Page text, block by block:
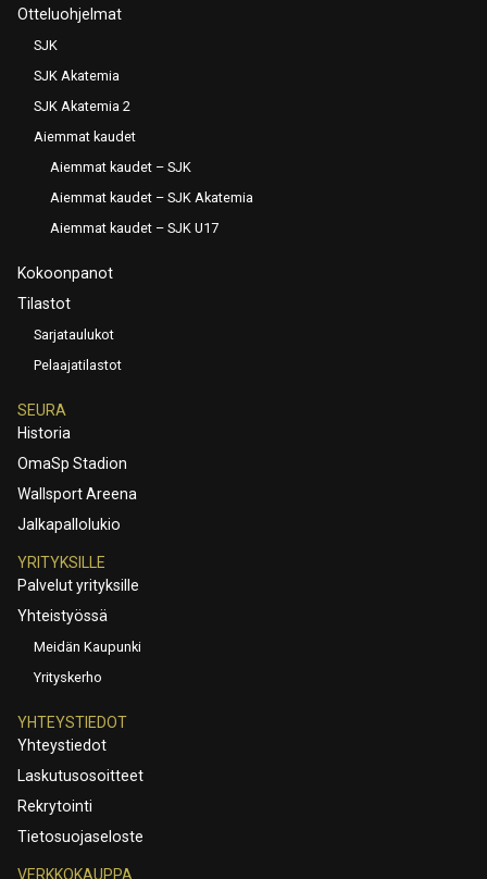
Otteluohjelmat
SJK
SJK Akatemia
SJK Akatemia 2
Aiemmat kaudet
Aiemmat kaudet – SJK
Aiemmat kaudet – SJK Akatemia
Aiemmat kaudet – SJK U17
Kokoonpanot
Tilastot
Sarjataulukot
Pelaajatilastot
SEURA
Historia
OmaSp Stadion
Wallsport Areena
Jalkapallolukio
YRITYKSILLE
Palvelut yrityksille
Yhteistyössä
Meidän Kaupunki
Yrityskerho
YHTEYSTIEDOT
Yhteystiedot
Laskutusosoitteet
Rekrytointi
Tietosuojaseloste
VERKKOKAUPPA